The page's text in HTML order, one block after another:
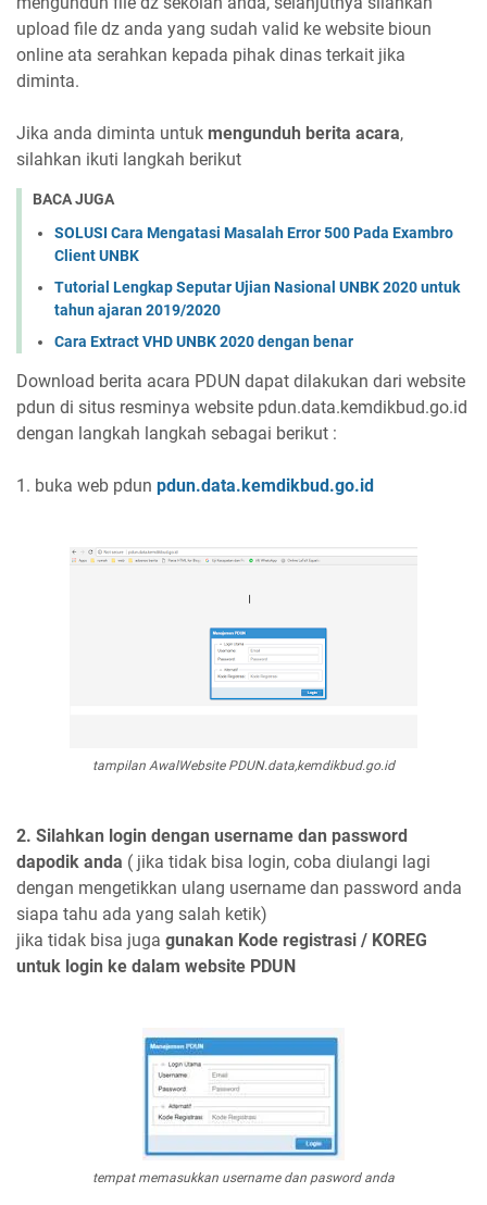
upload file dz anda yang sudah valid ke website bioun
online ata serahkan kepada pihak dinas terkait jika
diminta.
Jika anda diminta untuk mengunduh berita acara,
silahkan ikuti langkah berikut
BACA JUGA
SOLUSI Cara Mengatasi Masalah Error 500 Pada Exambro
Client UNBK
Tutorial Lengkap Seputar Ujian Nasional UNBK 2020 untuk
tahun ajaran 2019/2020
Cara Extract VHD UNBK 2020 dengan benar
Download berita acara PDUN dapat dilakukan dari website
pdun di situs resminya website pdun.data.kemdikbud.go.id
dengan langkah langkah sebagai berikut :
1. buka web pdun pdun.data.kemdikbud.go.id
tampilan AwalWebsite PDUN.data,kemdikbud.go.id
2. Silahkan login dengan username dan password
dapodik anda ( jika tidak bisa login, coba diulangi lagi
dengan mengetikkan ulang username dan password anda
siapa tahu ada yang salah ketik)
jika tidak bisa juga gunakan Kode registrasi / KOREG
untuk login ke dalam website PDUN
tempat memasukkan username dan pasword anda